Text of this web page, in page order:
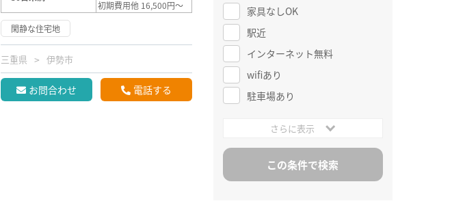
初期費用他 16,500円～
閑静な住宅地
三重県 伊勢市
お問合わせ 電話する
家具なしOK
駅近
インターネット無料
wifiあり
駐車場あり
さらに表示